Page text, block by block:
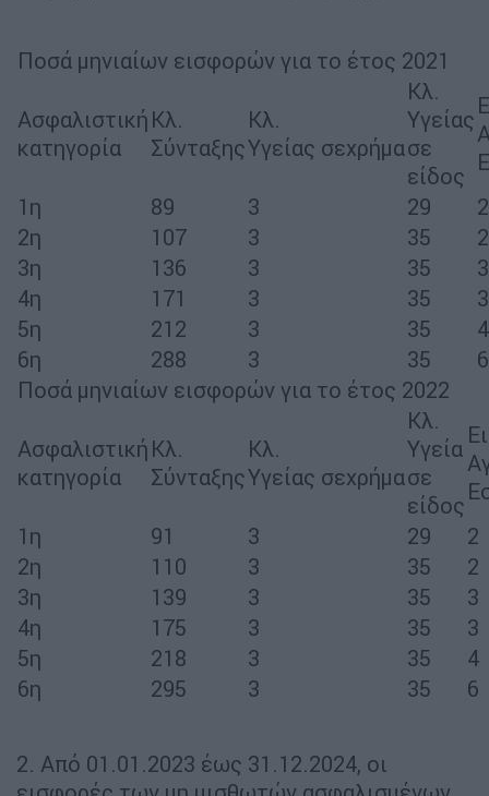
Ποσά μηνιαίων εισφορών για το έτος 2021
Ασφαλιστική
κατηγορία
Κλ.
Σύνταξης
Κλ.
Υγείας σεχρήμα
Κλ.
Υγείας
σε
είδος
1η
89 3 29
2
2η
107 3 35
2
3η
136 3 35
3
4η
171 3 35
3
5η
212 3 35
4
6η
288 3 35
6
Ποσά μηνιαίων εισφορών για το έτος 2022
Ασφαλιστική
κατηγορία
Κλ.
Σύνταξης
Κλ.
Υγείας σεχρήμα
Κλ.
Υγεία
σε
είδος
1η
91 3 29
2
2η
110 3 35
2
3η
139 3 35
3
4η
175 3 35
3
5η
218 3 35
4
6η
295 3 35 6
2. Από 01.01.2023 έως 31.12.2024, οι